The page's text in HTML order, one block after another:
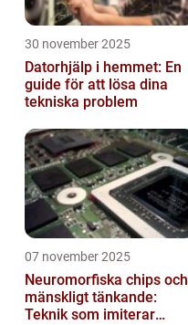
30 november 2025
Datorhjälp i hemmet: En
guide för att lösa dina
tekniska problem
07 november 2025
Neuromorfiska chips och
mänskligt tänkande:
Teknik som imiterar